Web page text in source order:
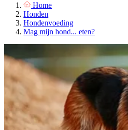
Home
Honden
Hondenvoeding
Mag mijn hond... eten?